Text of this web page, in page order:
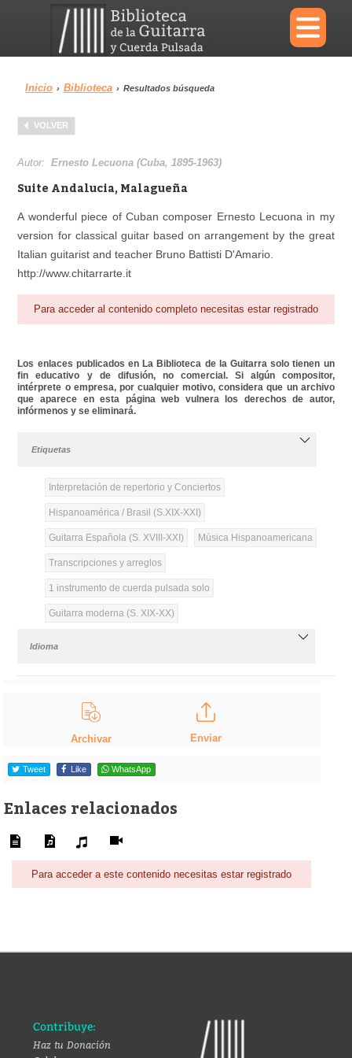
×
Menu
Biblioteca
Área personal Reproductor
Inicio › Biblioteca › Resultados búsqueda
VOLVER
Autor:Ernesto Lecuona (Cuba, 1895-1963)
Suite Andalucia, Malagueña
A wonderful piece of Cuban composer Ernesto Lecuona in my
version for classical guitar based on arrangement by the great
Italian guitarist and teacher Bruno Battisti D'Amario.
http://www.chitarrarte.it
Para acceder al contenido completo necesitas estar registrado
Los enlaces publicados en La Biblioteca de la Guitarra solo tienen un
fin educativo y de difusión, no comercial. Si algún compositor,
intérprete o empresa, por cualquier motivo, considera que un archivo
que aparece en esta página web vulnera los derechos de autor,
infórmenos y se eliminará.
Etiquetas
Interpretación de repertorio y Conciertos
Hispanoamérica / Brasil (S.XIX-XXI)
Guitarra Española (S. XVIII-XXI) Música Hispanoamericana
Transcripciones y arreglos
1 instrumento de cuerda pulsada solo
Guitarra moderna (S. XIX-XX)
Idioma
Archivar Enviar
Tweet Like WhatsApp
Enlaces relacionados
Para acceder a este contenido necesitas estar registrado
Contribuye:
Haz tu Donación